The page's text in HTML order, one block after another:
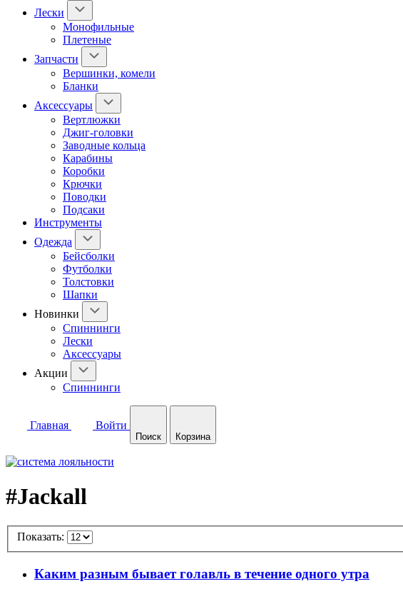
Лески
Монофильные
Плетеные
Запчасти
Вершинки, комели
Бланки
Аксессуары
Вертлюжки
Джиг-головки
Заводные кольца
Карабины
Коробки
Крючки
Поводки
Подсаки
Инструменты
Одежда
Бейсболки
Футболки
Толстовки
Шапки
Новинки
Спиннинги
Лески
Аксессуары
Акции
Спиннинги
Главная Войти
Поиск Корзина
#Jackall
Показать:
Каким разным бывает голавль в течение одного утра